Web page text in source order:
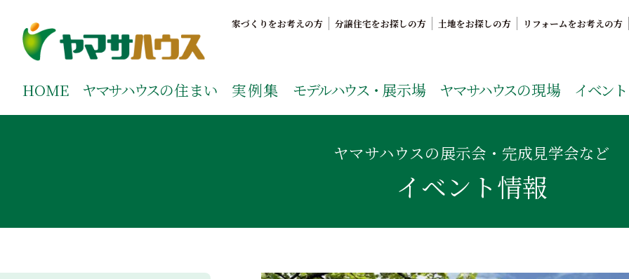
ご覧ください。
家づくりをお考えの方 分譲住宅をお探しの方 土地をお探しの方 リフォームをお考えの方
HOME ヤマサハウスの住まい 実例集 モデルハウス・ 展示場 ヤマサハウスの現場 イベン
ヤマサハウスの展示会・完成見学会など
イベント情報